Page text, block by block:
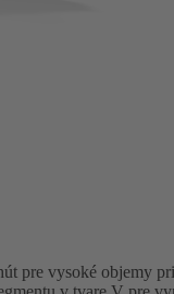
pre vysoké objemy